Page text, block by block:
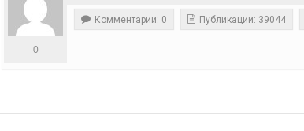
0
Комментарии: 0 Публикации: 39044